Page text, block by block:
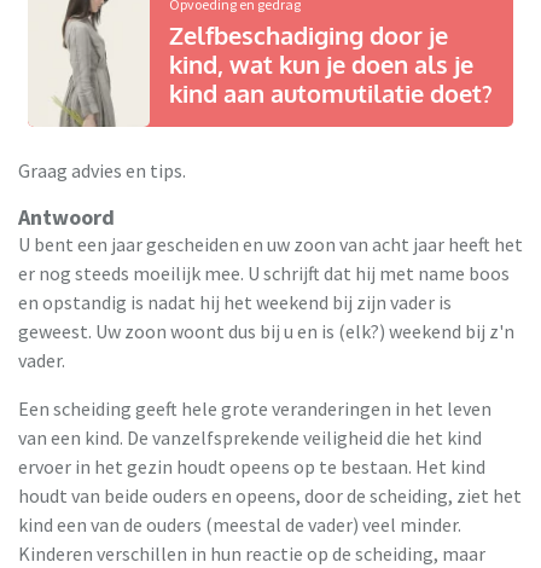
Opvoeding en gedrag
Zelfbeschadiging door je
kind, wat kun je doen als je
kind aan automutilatie doet?
Graag advies en tips.
Antwoord
U bent een jaar gescheiden en uw zoon van acht jaar heeft het
er nog steeds moeilijk mee. U schrijft dat hij met name boos
en opstandig is nadat hij het weekend bij zijn vader is
geweest. Uw zoon woont dus bij u en is (elk?) weekend bij z'n
vader.
Een scheiding geeft hele grote veranderingen in het leven
van een kind. De vanzelfsprekende veiligheid die het kind
ervoer in het gezin houdt opeens op te bestaan. Het kind
houdt van beide ouders en opeens, door de scheiding, ziet het
kind een van de ouders (meestal de vader) veel minder.
Kinderen verschillen in hun reactie op de scheiding, maar